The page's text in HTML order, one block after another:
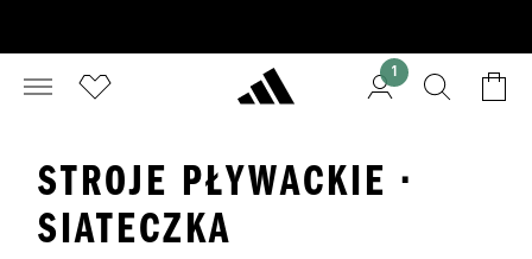
1
STROJE PŁYWACKIE ·
SIATECZKA